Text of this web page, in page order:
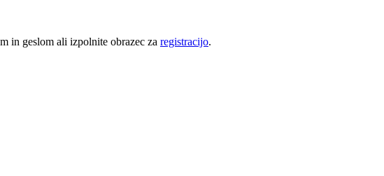
in geslom ali izpolnite obrazec za registracijo.